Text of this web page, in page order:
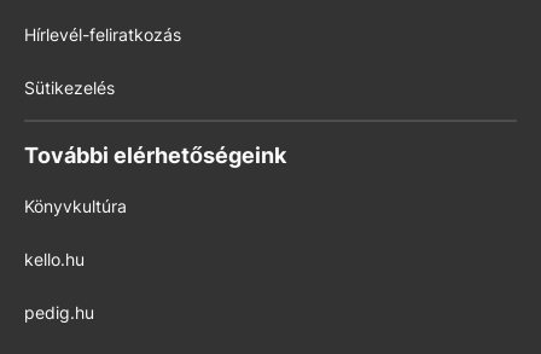
Hírlevél-feliratkozás
Sütikezelés
További elérhetőségeink
Könyvkultúra
kello.hu
pedig.hu